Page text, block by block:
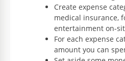
Create expense
medical insurance,
entertainment on-
For each expense
amount you can